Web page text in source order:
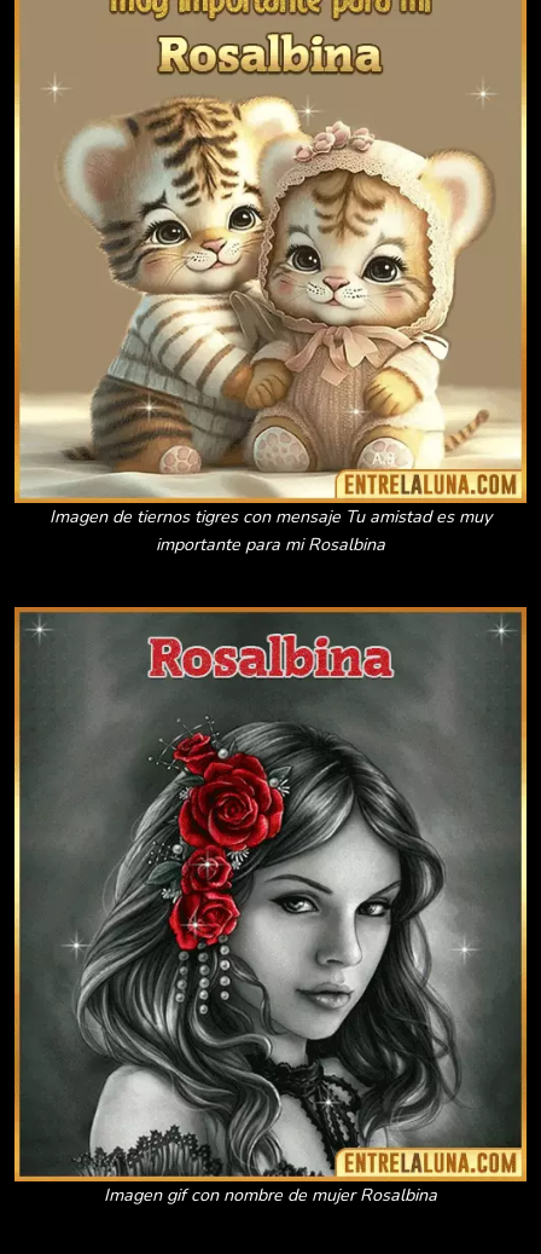
Imagen de tiernos tigres con mensaje Tu amistad es muy
importante para mi Rosalbina
Imagen gif con nombre de mujer Rosalbina